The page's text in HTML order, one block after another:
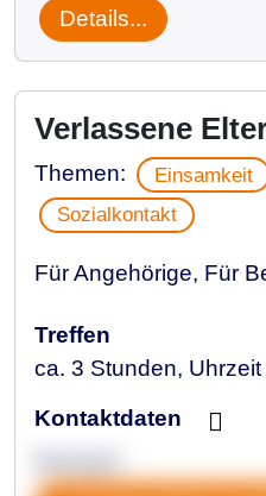
Details...
Verlassene
Themen: Einsamkeit
Sozialkontakt
Für Angehörige, Für
Treffen
ca. 3 Stunden,
Kontaktdaten
Anonym